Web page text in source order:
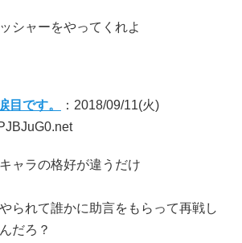
シャーをやってくれよ
目です。
：2018/09/11(火)
ャラの格好が違うだけ
られて誰かに助言をもらって再戦し
だろ？